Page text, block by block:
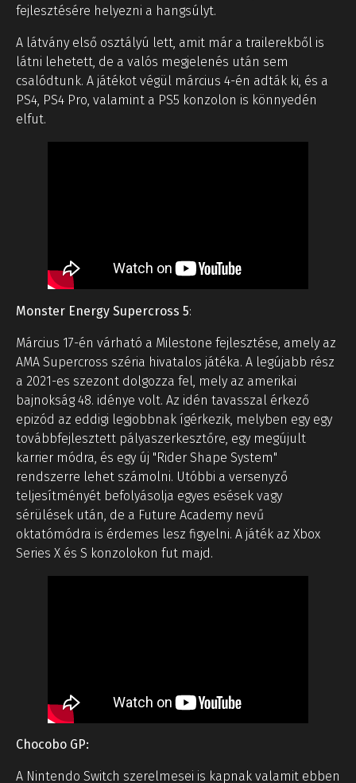
fejlesztésére helyezni a hangsúlyt.
A látvány első osztályú lett, amit már a trailerekből is
látni lehetett, de a valós megjelenés után sem
csalódtunk. A játékot végül március 4-én adták ki, és a
PS4, PS4 Pro, valamint a PS5 konzolon is könnyedén
elfut.
Monster Energy Supercross 5:
Március 17-én várható a Milestone fejlesztése, amely az
AMA Supercross széria hivatalos játéka. A legújabb rész
a 2021-es szezont dolgozza fel, mely az amerikai
bajnokság 48. idénye volt. Az idén tavasszal érkező
epizód az eddigi legjobbnak ígérkezik, melyben egy egy
továbbfejlesztett pályaszerkesztőre, egy megújult
karrier módra, és egy új "Rider Shape System"
rendszerre lehet számolni. Utóbbi a versenyző
teljesítményét befolyásolja egyes esések vagy
sérülések után, de a Future Academy nevű
oktatómódra is érdemes lesz figyelni. A játék az Xbox
Series X és S konzolokon fut majd.
Chocobo GP:
A Nintendo Switch szerelmesei is kapnak valamit ebben